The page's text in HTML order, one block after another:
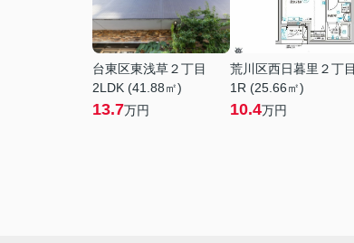
台東区東浅草２丁目
2LDK (41.88㎡)
13.7万円
荒川区西日暮里２丁目
1R (25.66㎡)
10.4万円